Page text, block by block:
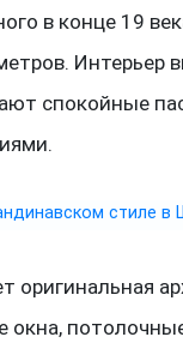
в конце 19
Интерьер
спокойные
окна,